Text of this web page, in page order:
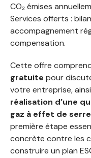
CO₂ émises
Services offerts :
accompagnement
compensation.
Cette offre
gratuite pour
votre entreprise, ainsi
réalisation d’une
gaz à effet de serre
première étape
concrète contre les
construire un plan